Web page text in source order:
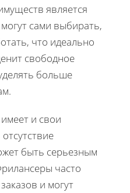
является
сами выбирать,
что идеально
свободное
больше
и свои
быть серьезным
часто
и могут